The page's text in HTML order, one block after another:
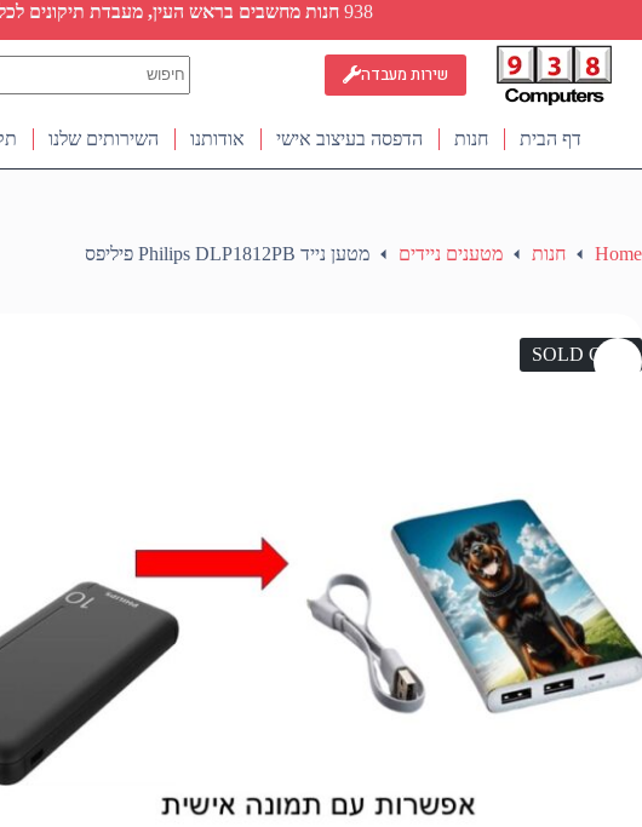
content
938 חנות מחשבים בראש העין, מעבדת תיקונים לכל
שירות מעבדה
results
דף הבית
חנות הדפסה בעיצוב אישי אודותנו השירותים שלנו
Home חנות מטענים ניידים מטען נייד Philips DLP1812PB פיליפס
SOLD OUT